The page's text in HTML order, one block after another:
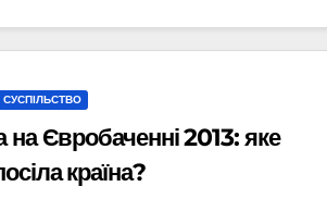
на Євробаченні 2013: яке
країна?